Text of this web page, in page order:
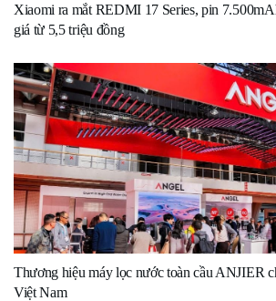
Xiaomi ra mắt REDMI 17 Series, pin
giá từ 5,5 triệu đồng
Thương hiệu máy lọc nước toàn cầu ANJIER
Việt Nam